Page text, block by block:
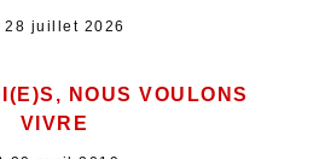
28 juillet 2026
NOUS VOULONS
VIVRE